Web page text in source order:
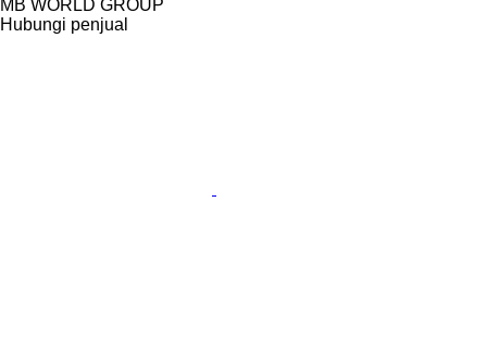
MB WORLD GROUP
Hubungi penjual